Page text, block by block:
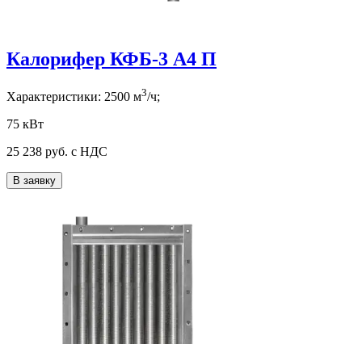
Калорифер КФБ-3 А4 П
Характеристики: 2500 м3/ч;
75 кВт
25 238 руб. с НДС
В заявку